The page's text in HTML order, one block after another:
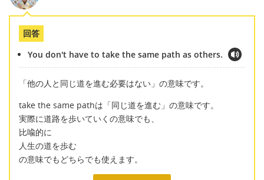
回答
You don't have to take the same path as others.
「他の人と同じ道を進む必要はない」の意味です。
take the same pathは「同じ道を進む」の意味です。
実際に道路を歩いていくの意味でも、
比喩的に
人生の道を歩む
の意味でもどちらでも使えます。